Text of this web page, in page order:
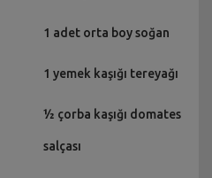
1 adet orta boy soğan
1 yemek kaşığı tereyağı
½ çorba kaşığı domates
salçası